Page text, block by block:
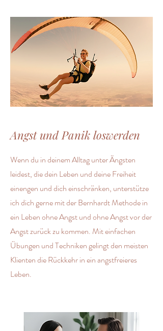
Angst und Panik loswerden
Wenn du in deinem Alltag unter Ängsten
leidest, die dein Leben und deine Freiheit
einengen und dich einschränken, unterstütze
ich dich gerne mit der Bernhardt Methode in
ein Leben ohne Angst und ohne Angst vor der
Angst zurück zu kommen. Mit einfachen
Übungen und Techniken gelingt den meisten
Klienten die Rückkehr in ein angstfreieres
Leben.